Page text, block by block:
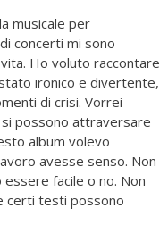
musicale per
concerti mi sono
Ho voluto raccontare
ironico e divertente,
di crisi. Vorrei
possono attraversare
album volevo
avesse senso. Non
facile o no. Non
certi testi possono